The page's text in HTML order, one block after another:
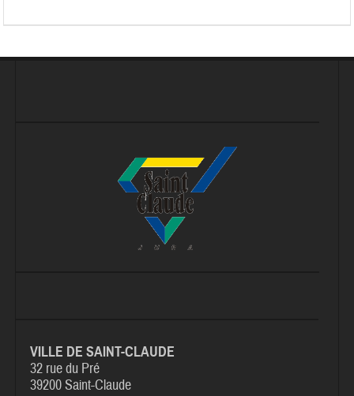
VILLE DE SAINT-CLAUDE
32 rue du Pré
39200 Saint-Claude